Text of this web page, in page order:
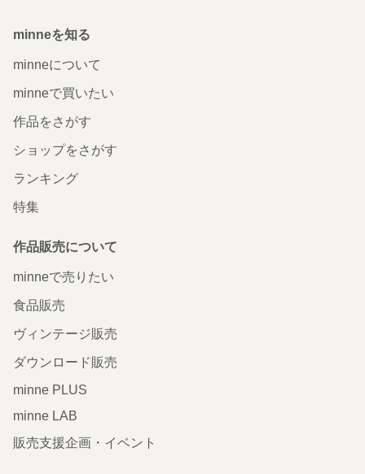
minneを知る
minneについて
minneで買いたい
作品をさがす
ショップをさがす
ランキング
特集
作品販売について
minneで売りたい
食品販売
ヴィンテージ販売
ダウンロード販売
minne PLUS
minne LAB
販売支援企画・イベント